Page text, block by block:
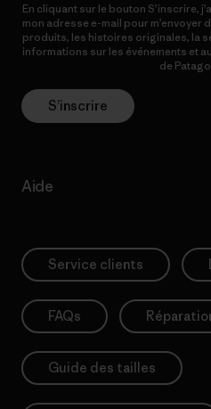
En cliquant sur le bouton S’inscrire,
mon adresse e-mail pour m’envoyer
produits, les histoires originales, la
informations sur les événements et
de
S’inscrire
Aide
Service clients
FAQs
Guide des tailles